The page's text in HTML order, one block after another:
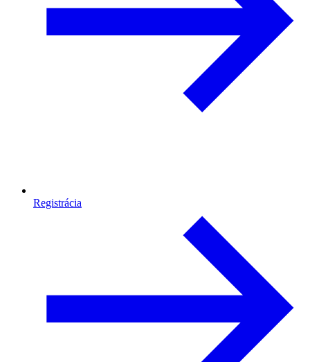
Registrácia